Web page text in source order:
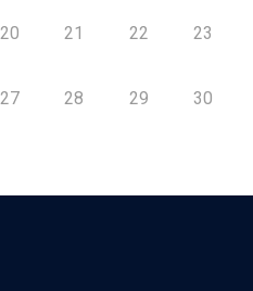
20 21 22 23
27 28 29 30